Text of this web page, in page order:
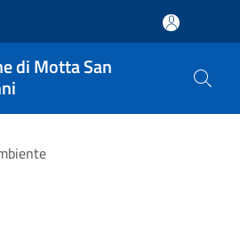
di Motta San